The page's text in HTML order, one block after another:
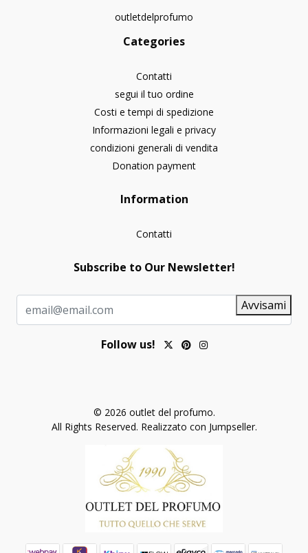
outletdelprofumo
Categories
Contatti
segui il tuo ordine
Costi e tempi di spedizione
Informazioni legali e privacy
condizioni generali di vendita
Donation payment
Information
Contatti
Subscribe to Our Newsletter!
Avvisami
Follow us!
© 2026 outlet del profumo.
All Rights Reserved. Realizzato con Jumpseller.